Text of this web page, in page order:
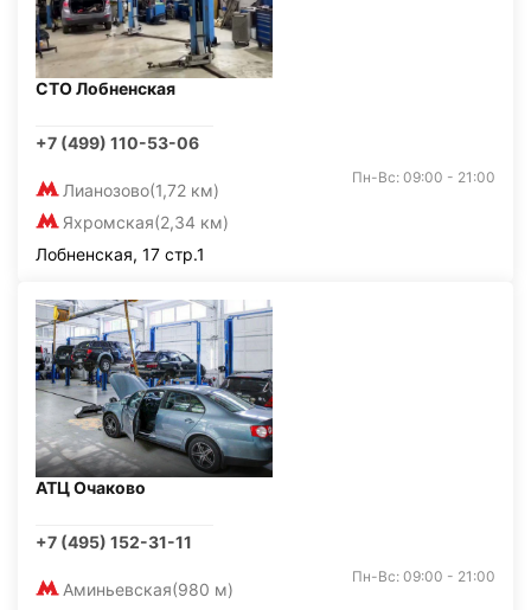
СТО Лобненская
+7 (499) 110-53-06
Лианозово(1,72 км)
Яхромская(2,34 км)
Пн-Вс: 09:00 - 21:00
Лобненская, 17 стр.1
АТЦ Очаково
+7 (495) 152-31-11
Аминьевская(980 м)
Пн-Вс: 09:00 - 21:00